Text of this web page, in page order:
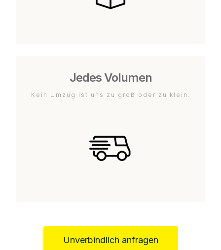
Jedes Volumen
Kein Umzug ist uns zu groß oder zu klein.
Unverbindlich anfragen